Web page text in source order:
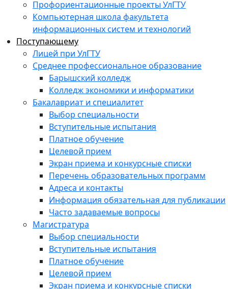
Профориентационные проекты УлГТУ
Компьютерная школа факультета
информационных систем и технологий
Поступающему
Лицей при УлГТУ
Среднее профессиональное образование
Барышский колледж
Колледж экономики и информатики
Бакалавриат и специалитет
Выбор специальности
Вступительные испытания
Платное обучение
Целевой прием
Экран приема и конкурсные списки
Перечень образовательных программ
Адреса и контакты
Информация обязательная для публикации
Часто задаваемые вопросы
Магистратура
Выбор специальности
Вступительные испытания
Платное обучение
Целевой прием
Экран приема и конкурсные списки